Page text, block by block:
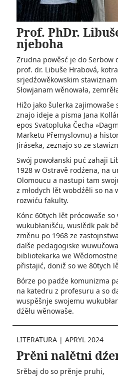
Prof. PhDr.
njeboha
Zrudna powěsć je do Serbow
prof. dr. Libuše Hrabová,
srjedźowěkowskim stawiznam
Słowjanam wěnowała,
Hižo jako šulerka zajimowaše
znajo ideje a pisma Jana
epos Svatopluka Čecha
Marketu Přemyslovnu) a
Jiráseka, zeznajo so ze
Swój powołanski puć zahaji
1928 w Ostravě rodźena, na
Olomoucu a nastupi tam
z młodych lět wobdźěli so na
rozwiću fakulty.
Kónc 60tych lět prócowaše
wukubłanišću, wuslědk pak
změnu po 1968 ze
dalše pedagogiske
bibliotekarka we
přistajić, doniž so we 80tych
Bórze po padźe komunizma
na katedru z profesuru a so
wuspěšnje swojemu
dźěłu wěnowaše.
LITERATURA | APRYL 2024
Prěni nalětni
Srěbaj do so prěnje pruhi,